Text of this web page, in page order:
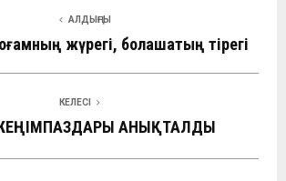
АЛДЫҢҒЫ
жүрегі, болашақтың тірегі
КЕЛЕСІ
АНЫҚТАЛДЫ